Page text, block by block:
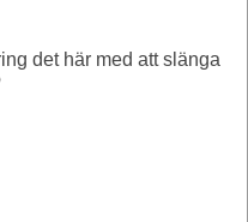
det här med att slänga